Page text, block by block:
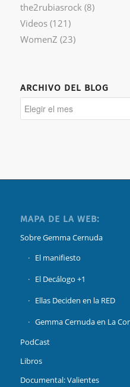
the2rubiasrock (8)
Videos(121)
WomenZ (23)
ARCHIVO DEL BLOG
MAPA DE LA WEB:
Sobre Gemma Cernuda
El manifiesto
El Decálogo +1
Ellas Deciden en la RED
Gemma Cernuda en La
PodCast
Libros
Documental: Valientes